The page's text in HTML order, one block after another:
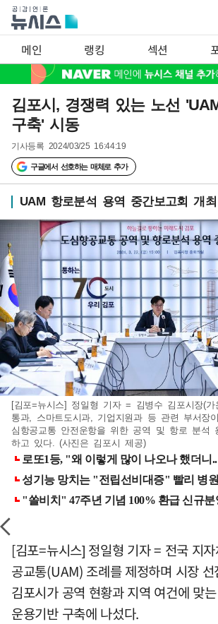
메인 랭킹 섹션
김포시, 경쟁력 있는 노선
구축' 시동
기사등록 2024/03/25 16:44:19
구글에서 선호하는 매체로 추가
UAM 항로분석 용역 중간보고회 개최
[김포=뉴시스] 정일형 기자 = 김병수 김포시장(
통과, 스마트도시과, 기업지원과 등 관련 부서장
심항공교통 안전운항을 위한 공역 및 항로 분석
하고 있다. (사진은 김포시 제공)
[김포=뉴시스] 정일형 기자 = 전국 지
공교통(UAM) 조례를 제정하며 시장
김포시가 공역 현황과 지역 여건에 맞
운용기반 구축에 나섰다.